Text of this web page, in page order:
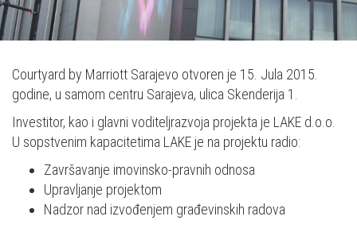
Courtyard by Marriott Sarajevo otvoren je 15. Jula 2015.
godine, u samom centru Sarajeva, ulica Skenderija 1.
Investitor, kao i glavni voditeljrazvoja projekta je LAKE d.o.o.
U sopstvenim kapacitetima LAKE je na projektu radio:
Završavanje imovinsko-pravnih odnosa
Upravljanje projektom
Nadzor nad izvođenjem građevinskih radova